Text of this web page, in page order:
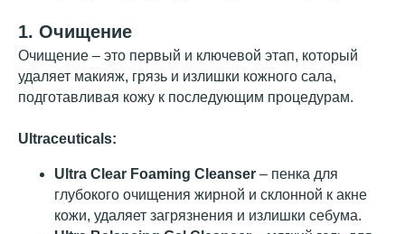
1. Очищение
Очищение – это первый и ключевой этап, который
удаляет макияж, грязь и излишки кожного сала,
подготавливая кожу к последующим процедурам.
Ultraceuticals:
Ultra Clear Foaming Cleanser – пенка для
глубокого очищения жирной и склонной к акне
кожи, удаляет загрязнения и излишки себума.